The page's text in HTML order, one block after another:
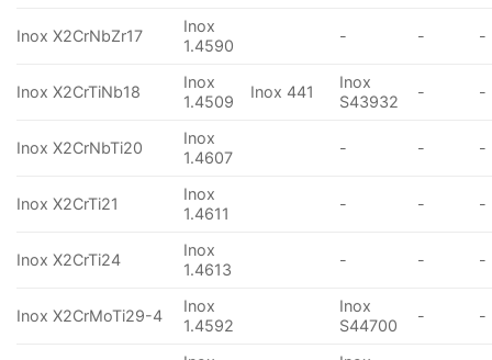
Inox X2CrNbZr17
Inox
1.4590
- - -
Inox X2CrTiNb18
Inox
1.4509
Inox 441
Inox
S43932
- -
Inox X2CrNbTi20
Inox
1.4607
- - -
Inox X2CrTi21
Inox
1.4611
- - -
Inox X2CrTi24
Inox
1.4613
- - -
Inox X2CrMoTi29-4
Inox
1.4592
Inox
S44700
- -